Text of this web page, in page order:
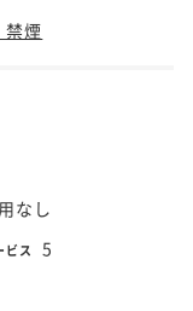
煙
なし
ビス 5